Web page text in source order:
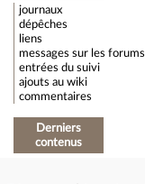
journaux
dépêches
liens
messages sur les forums
entrées du suivi
ajouts au wiki
commentaires
Derniers
contenus